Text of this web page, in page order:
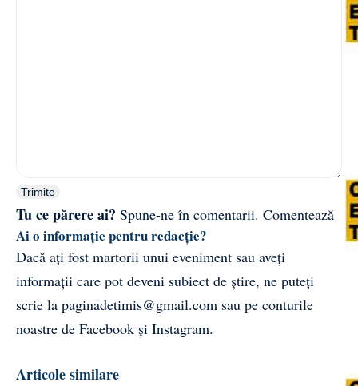
Trimite
Tu ce părere ai? Spune-ne în comentarii. Comentează
Ai o informație pentru redacție?
Dacă ați fost martorii unui eveniment sau aveți
informații care pot deveni subiect de știre, ne puteți
scrie la paginadetimis@gmail.com sau pe conturile
noastre de Facebook și Instagram.
Articole similare